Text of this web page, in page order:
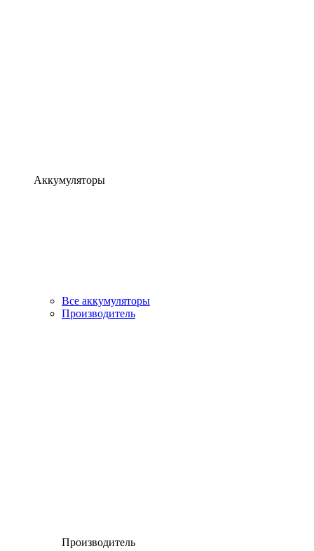
Аккумуляторы
Все аккумуляторы
Производитель
Производитель